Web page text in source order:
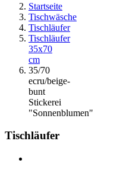
Startseite
Tischwäsche
Tischläufer
Tischläufer
35x70
cm
35/70
ecru/beige-
bunt
Stickerei
"Sonnenblumen"
Tischläufer